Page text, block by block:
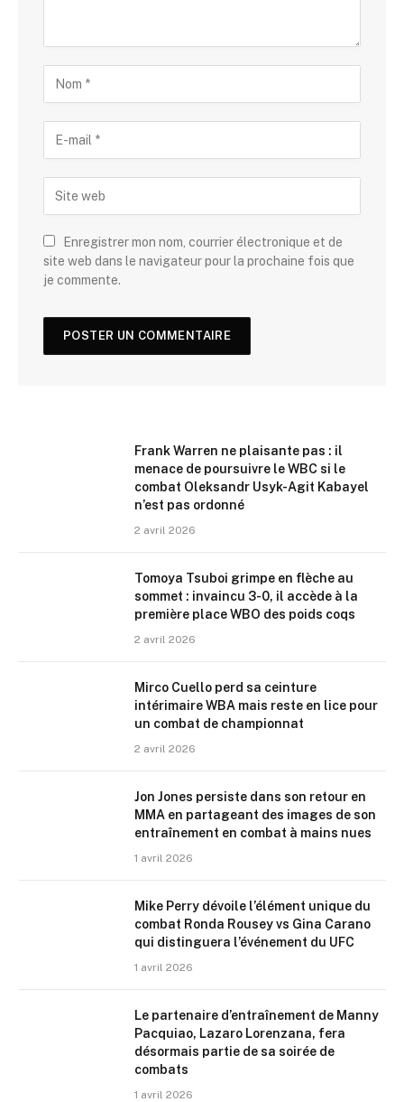
Enregistrer mon nom, courrier électronique et de
site web dans le navigateur pour la prochaine fois que
je commente.
Frank Warren ne plaisante pas : il
menace de poursuivre le WBC si le
combat Oleksandr Usyk-Agit Kabayel
n’est pas ordonné
2 avril 2026
Tomoya Tsuboi grimpe en flèche au
sommet : invaincu 3-0, il accède à la
première place WBO des poids coqs
2 avril 2026
Mirco Cuello perd sa ceinture
intérimaire WBA mais reste en lice pour
un combat de championnat
2 avril 2026
Jon Jones persiste dans son retour en
MMA en partageant des images de son
entraînement en combat à mains nues
1 avril 2026
Mike Perry dévoile l’élément unique du
combat Ronda Rousey vs Gina Carano
qui distinguera l’événement du UFC
1 avril 2026
Le partenaire d’entraînement de Manny
Pacquiao, Lazaro Lorenzana, fera
désormais partie de sa soirée de
combats
1 avril 2026